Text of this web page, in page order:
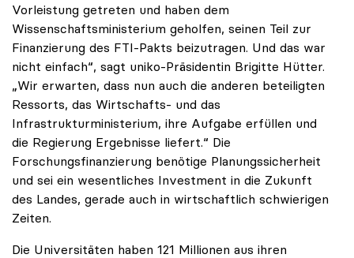
Vorleistung getreten und haben dem
Wissenschaftsministerium geholfen, seinen Teil zur
Finanzierung des FTI-Pakts beizutragen. Und das war
nicht einfach“, sagt uniko-Präsidentin Brigitte Hütter.
„Wir erwarten, dass nun auch die anderen beteiligten
Ressorts, das Wirtschafts- und das
Infrastrukturministerium, ihre Aufgabe erfüllen und
die Regierung Ergebnisse liefert.“ Die
Forschungsfinanzierung benötige Planungssicherheit
und sei ein wesentliches Investment in die Zukunft
des Landes, gerade auch in wirtschaftlich schwierigen
Zeiten.
Die Universitäten haben 121 Millionen aus ihren